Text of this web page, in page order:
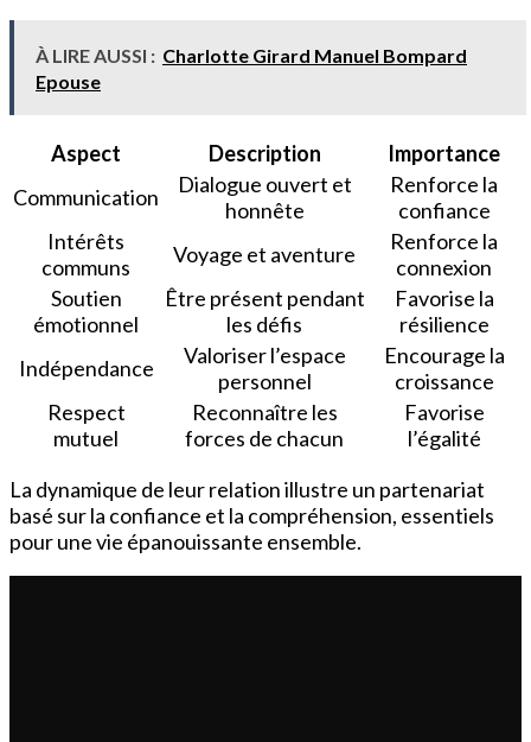
À LIRE AUSSI : Charlotte Girard Manuel Bompard
Epouse
Aspect Description
Importance
Communication
Dialogue ouvert et
honnête
Renforce la
confiance
Intérêts
communs
Voyage et aventure
Renforce la
connexion
Soutien
émotionnel
Être présent pendant
les défis
Favorise la
résilience
Indépendance
Valoriser l’espace
personnel
Encourage la
croissance
Respect
mutuel
Reconnaître les
forces de chacun
Favorise
l’égalité
La dynamique de leur relation illustre un partenariat
basé sur la confiance et la compréhension, essentiels
pour une vie épanouissante ensemble.